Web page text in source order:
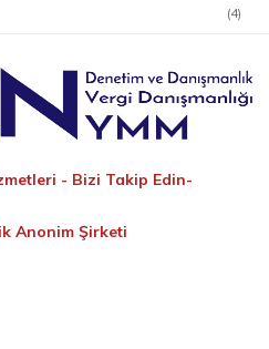
(4)
- Bizi Takip Edin-
Anonim Şirketi